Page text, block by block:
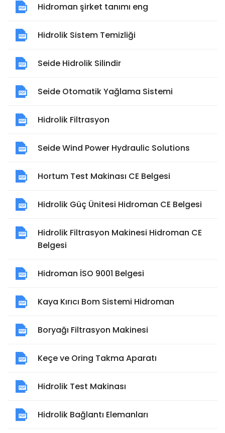
Hidroman şirket tanımı eng
Hidrolik Sistem Temizliği
Seide Hidrolik Silindir
Seide Otomatik Yağlama Sistemi
Hidrolik Filtrasyon
Seide Wind Power Hydraulic Solutions
Hortum Test Makinası CE Belgesi
Hidrolik Güç Ünitesi Hidroman CE Belgesi
Hidrolik Filtrasyon Makinesi Hidroman CE
Belgesi
Hidroman İSO 9001 Belgesi
Kaya Kırıcı Bom Sistemi Hidroman
Boryağı Filtrasyon Makinesi
Keçe ve Oring Takma Aparatı
Hidrolik Test Makinası
Hidrolik Bağlantı Elemanları